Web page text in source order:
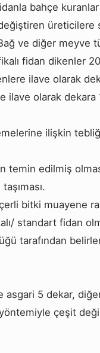
bahçe
üreticilere
ve diğer meyve
fidan dikenler
ilave olarak
ilave olarak dekara
ilişkin
temin edilmiş
bitki muayene
standart fidan
tarafından
5 dekar,
çeşit